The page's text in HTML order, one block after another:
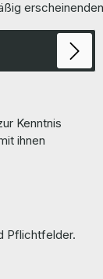
Kenntnis
ihnen
Pflichtfelder.